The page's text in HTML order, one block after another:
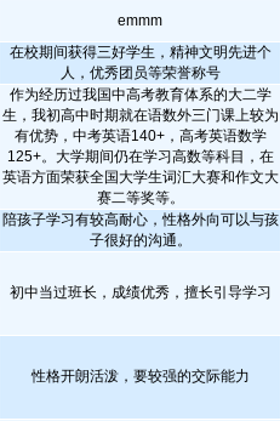
emmm
在校期间获得三好学生，精神文明先进个
人，优秀团员等荣誉称号
作为经历过我国中高考教育体系的大二学
生，我初高中时期就在语数外三门课上较为
有优势，中考英语140+，高考英语数学
125+。大学期间仍在学习高数等科目，在
英语方面荣获全国大学生词汇大赛和作文大
赛二等奖等。
陪孩子学习有较高耐心，性格外向可以与孩
子很好的沟通。
初中当过班长，成绩优秀，擅长引导学习
性格开朗活泼，要较强的交际能力